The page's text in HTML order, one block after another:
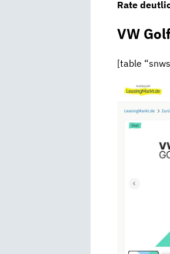
Rate
VW
[table